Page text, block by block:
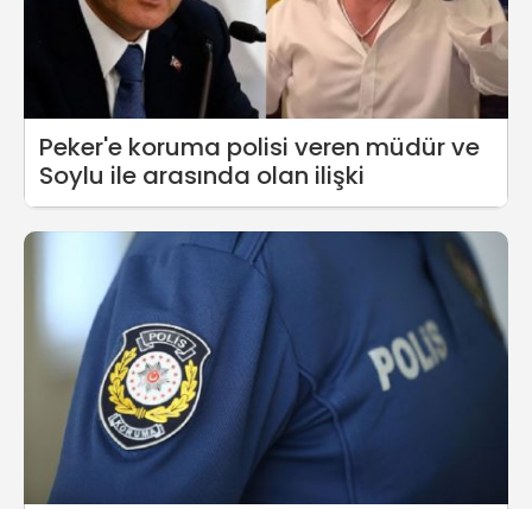
Peker'e koruma polisi veren müdür ve
Soylu ile arasında olan ilişki